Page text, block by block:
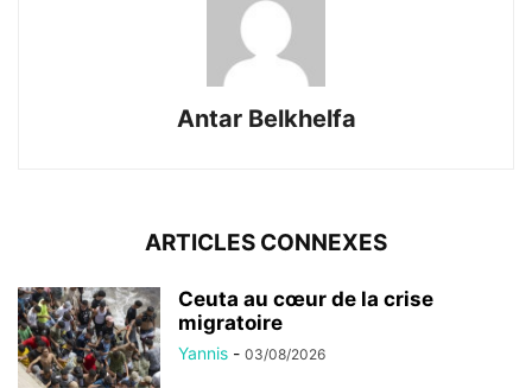
Antar Belkhelfa
ARTICLES CONNEXES
Ceuta au cœur de la crise
migratoire
Yannis - 03/08/2026